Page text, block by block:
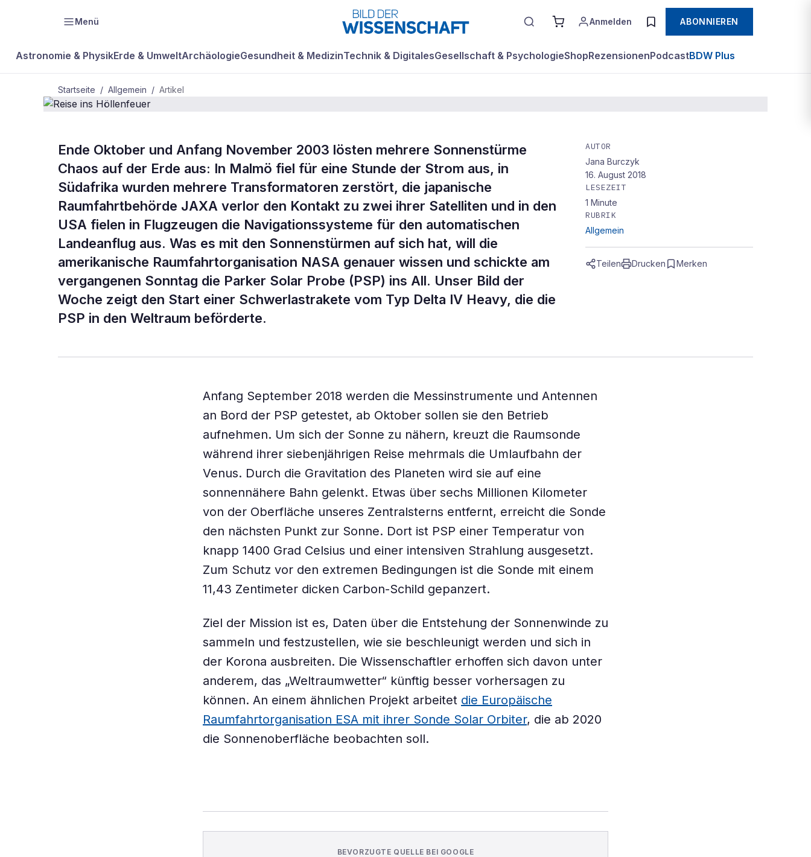
Menü Anmelden ABONNIEREN
Astronomie & PhysikErde & UmweltArchäologieGesundheit & MedizinTechnik & DigitalesGesellschaft & PsychologieShopRezensionenPodcastBDW Plus
Startseite / Allgemein / Artikel
ALLGEMEIN
Reise ins
Höllenfeuer
Ende Oktober und Anfang November 2003 lösten mehrere Sonnenstürme
Chaos auf der Erde aus: In Malmö fiel für eine Stunde der Strom aus, in
Südafrika wurden mehrere Transformatoren zerstört, die japanische
Raumfahrtbehörde JAXA verlor den Kontakt zu zwei ihrer Satelliten und in den
USA fielen in Flugzeugen die Navigationssysteme für den automatischen
Landeanflug aus. Was es mit den Sonnenstürmen auf sich hat, will die
amerikanische Raumfahrtorganisation NASA genauer wissen und schickte am
vergangenen Sonntag die Parker Solar Probe (PSP) ins All. Unser Bild der
Woche zeigt den Start einer Schwerlastrakete vom Typ Delta IV Heavy, die die
PSP in den Weltraum beförderte.
AUTOR
Jana Burczyk
16. August 2018
LESEZEIT
1 Minute
RUBRIK
Allgemein
Teilen Drucken Merken
Anfang September 2018 werden die Messinstrumente und Antennen
an Bord der PSP getestet, ab Oktober sollen sie den Betrieb
aufnehmen. Um sich der Sonne zu nähern, kreuzt die Raumsonde
während ihrer siebenjährigen Reise mehrmals die Umlaufbahn der
Venus. Durch die Gravitation des Planeten wird sie auf eine
sonnennähere Bahn gelenkt. Etwas über sechs Millionen Kilometer
von der Oberfläche unseres Zentralsterns entfernt, erreicht die Sonde
den nächsten Punkt zur Sonne. Dort ist PSP einer Temperatur von
knapp 1400 Grad Celsius und einer intensiven Strahlung ausgesetzt.
Zum Schutz vor den extremen Bedingungen ist die Sonde mit einem
11,43 Zentimeter dicken Carbon-Schild gepanzert.
Ziel der Mission ist es, Daten über die Entstehung der Sonnenwinde zu
sammeln und festzustellen, wie sie beschleunigt werden und sich in
der Korona ausbreiten. Die Wissenschaftler erhoffen sich davon unter
anderem, das „Weltraumwetter“ künftig besser vorhersagen zu
können. An einem ähnlichen Projekt arbeitet die Europäische
Raumfahrtorganisation ESA mit ihrer Sonde Solar Orbiter, die ab 2020
die Sonnenoberfläche beobachten soll.
BEVORZUGTE QUELLE BEI GOOGLE